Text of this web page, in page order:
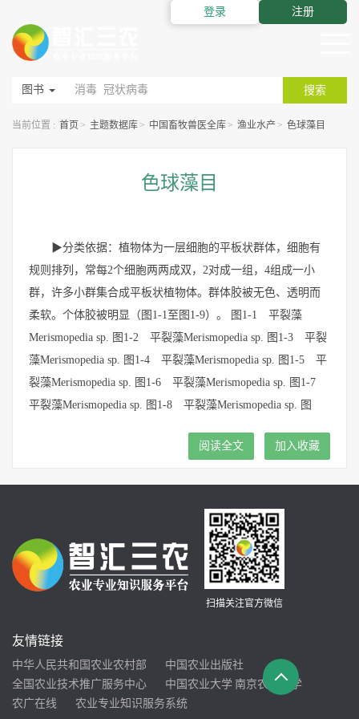
登录 注册
图书 搜索
当前位置 : 首页 > 主题数据库 > 中国畜牧兽医全库 > 渔业水产 > 色球藻目
色球藻目
▶分类依据：植物体为一层细胞的平板状群体，细胞有
规则排列，常每2个细胞两两成双，2对成一组，4组成一小
群，许多小群集合成平板状植物体。群体胶被无色、透明而
柔软。个体胶被明显（图1-1至图1-9）。 图1-1 平裂藻
Merismopedia sp. 图1-2 平裂藻Merismopedia sp. 图1-3 平裂
藻Merismopedia sp. 图1-4 平裂藻Merismopedia sp. 图1-5 平
裂藻Merismopedia sp. 图1-6 平裂藻Merismopedia sp. 图1-7
平裂藻Merismopedia sp. 图1-8 平裂藻Merismopedia sp. 图
阅读全文 加入收藏
扫描关注官方微信
友情链接
中华人民共和国农业农村部
中国农业出版社
全国农业技术推广服务中心
中国农业大学 南京农业大学
农广在线
农业专业知识服务系统